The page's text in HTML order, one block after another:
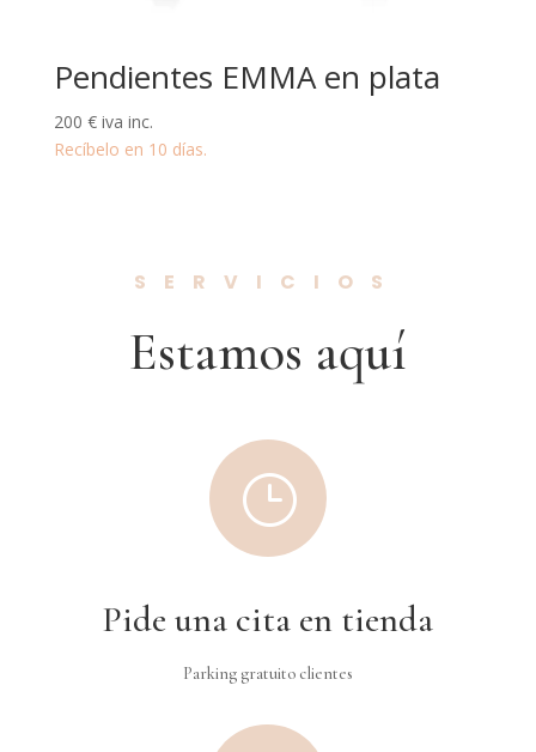
Pendientes EMMA en plata
200 € iva inc.
Recíbelo en 10 días.
SERVICIOS
Estamos aquí
}
Pide una cita en tienda
Parking gratuito clientes